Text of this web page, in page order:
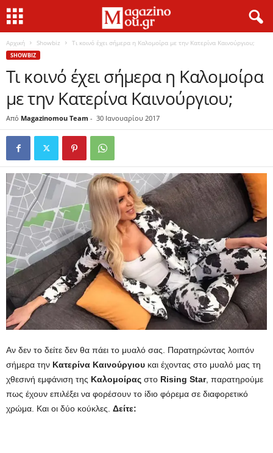
Αρχική Showbiz Τι κοινό έχει σήμερα η Καλομοίρα με την Κατερίνα Καινούργιου;
SHOWBIZ
Τι κοινό έχει σήμερα η Καλομοίρα
με την Κατερίνα Καινούργιου;
Από Magazinomou Team - 30 Ιανουαρίου 2017
Αν δεν το δείτε δεν θα πάει το μυαλό σας. Παρατηρώντας λοιπόν
σήμερα την Κατερίνα Καινούργιου και έχοντας στο μυαλό μας τη
χθεσινή εμφάνιση της Καλομοίρας στο Rising Star, παρατηρούμε
πως έχουν επιλέξει να φορέσουν το ίδιο φόρεμα σε διαφορετικό
χρώμα. Και οι δύο κούκλες. Δείτε: